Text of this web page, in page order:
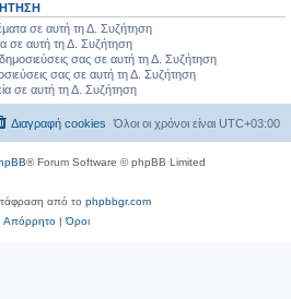
η
σε αυτή τη Δ. Συζήτηση
σε αυτή τη Δ. Συζήτηση
σας σε αυτή τη Δ. Συζήτηση
σας σε αυτή τη Δ. Συζήτηση
σε αυτή τη Δ. Συζήτηση
Όλοι οι χρόνοι είναι UTC+03:00
Διαγραφή cookies
® Forum Software © phpBB Limited
από το phpbbgr.com
Απόρρητο|Όροι